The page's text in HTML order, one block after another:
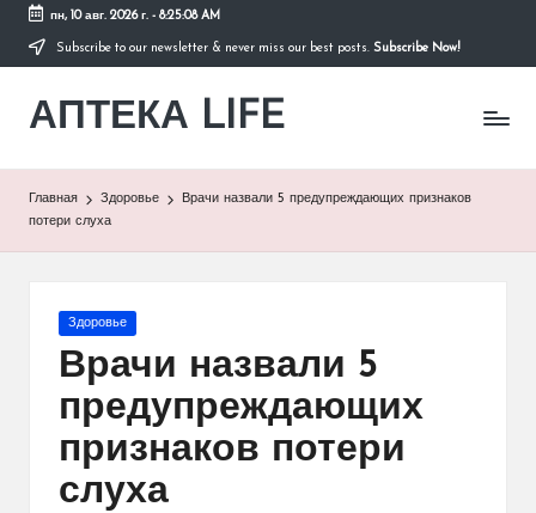
Перейти
содержимому
пн, 10 авг. 2026 г.- 8:25:08 AM
Subscribe to our newsletter & never miss our best posts. Subscribe Now!
АПТЕКА LIFE
сайт
Главная Здоровье
Врачи назвали 5 предупреждающих признаков
потери слуха
Опубликовано
Здоровье
Врачи назвали 5
предупреждающих
признаков потери
слуха